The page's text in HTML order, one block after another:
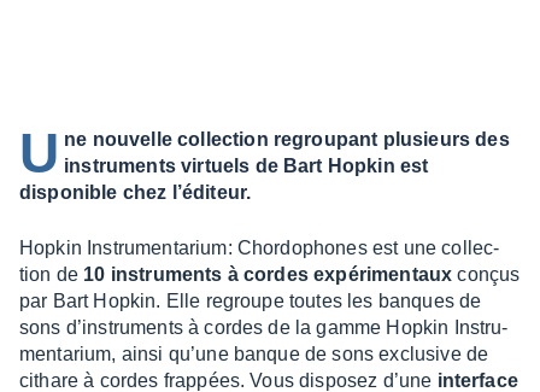
U ne nouvelle collection regroupant plusieurs des
instruments virtuels de Bart Hopkin est
disponible chez l’éditeur.
Hopkin Instru­men­ta­rium: Chor­do­phones est une collec­
tion de 10 instru­ments à cordes expé­ri­men­taux conçus
par Bart Hopkin. Elle regroupe toutes les banques de
sons d’ins­tru­ments à cordes de la gamme Hopkin Instru­
men­ta­rium, ainsi qu’une banque de sons exclu­sive de
cithare à cordes frap­pées. Vous dispo­sez d’une inter­face